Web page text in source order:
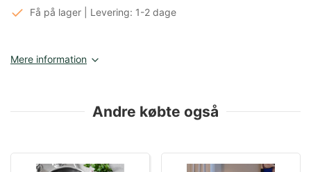
Få på lager | Levering: 1-2 dage
Mere information
Andre købte også